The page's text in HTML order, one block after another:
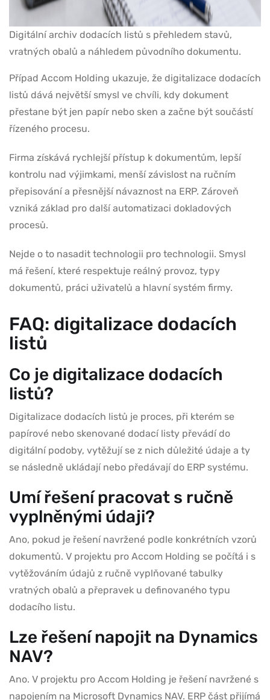
Digitální archiv dodacích listů s přehledem stavů,
vratných obalů a náhledem původního dokumentu.
Případ Accom Holding ukazuje, že digitalizace dodacích
listů dává největší smysl ve chvíli, kdy dokument
přestane být jen papír nebo sken a začne být součástí
řízeného procesu.
Firma získává rychlejší přístup k dokumentům, lepší
kontrolu nad výjimkami, menší závislost na ručním
přepisování a přesnější návaznost na ERP. Zároveň
vzniká základ pro další automatizaci dokladových
procesů.
Nejde o to nasadit technologii pro technologii. Smysl
má řešení, které respektuje reálný provoz, typy
dokumentů, práci uživatelů a hlavní systém firmy.
FAQ: digitalizace dodacích
listů
Co je digitalizace dodacích
listů?
Digitalizace dodacích listů je proces, při kterém se
papírové nebo skenované dodací listy převádí do
digitální podoby, vytěžují se z nich důležité údaje a ty
se následně ukládají nebo předávají do ERP systému.
Umí řešení pracovat s ručně
vyplněnými údaji?
Ano, pokud je řešení navržené podle konkrétních vzorů
dokumentů. V projektu pro Accom Holding se počítá i s
vytěžováním údajů z ručně vyplňované tabulky
vratných obalů a přepravek u definovaného typu
dodacího listu.
Lze řešení napojit na Dynamics
NAV?
Ano. V projektu pro Accom Holding je řešení navržené s
napojením na Microsoft Dynamics NAV. ERP část přijímá